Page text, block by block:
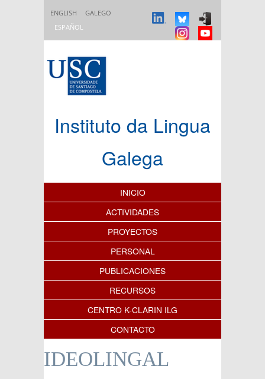
ENGLISH
GALEGO
ESPAÑOL
Instituto da Lingua
Galega
Índice de contenidos
INICIO
ACTIVIDADES
PROYECTOS
PERSONAL
PUBLICACIONES
RECURSOS
CENTRO K-CLARIN ILG
CONTACTO
IDEOLINGAL